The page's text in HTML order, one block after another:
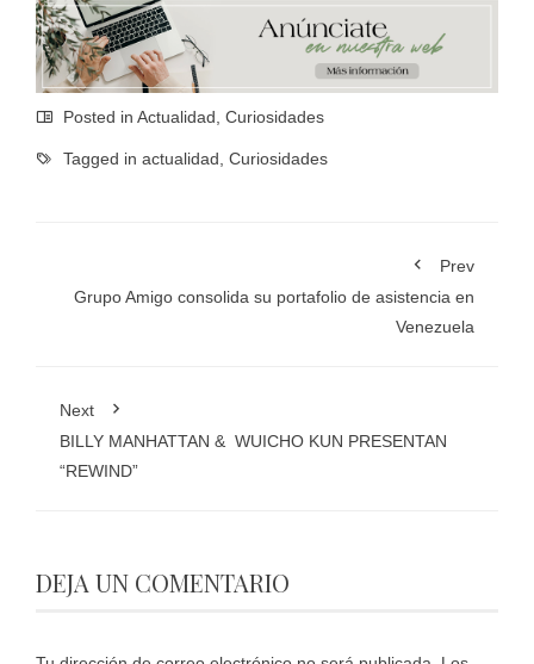
Posted in Actualidad Curiosidades
Tagged in actualidad Curiosidades
Prev
Grupo Amigo consolida su portafolio de asistencia en
Venezuela
Next
BILLY MANHATTAN & WUICHO KUN PRESENTAN
“REWIND”
DEJA UN COMENTARIO